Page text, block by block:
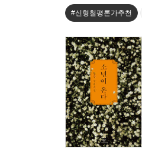
#신형철평론가추천